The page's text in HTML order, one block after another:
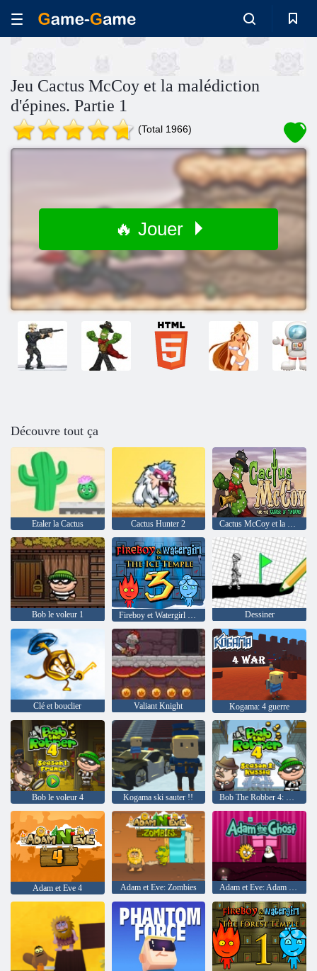
Jeu Cactus McCoy et la malédiction
d'épines. Partie 1
(Total 1966)
🔥 Jouer
Découvre tout ça
Etaler la Cactus Cactus Hunter 2 Cactus McCoy et la malédiction des épines
Bob le voleur 1 Fireboy et Watergirl 3: The Ice Temple Dessiner
Clé et bouclier Valiant Knight Kogama: 4 guerre
Bob le voleur 4 Kogama ski sauter !!
Adam et Eve 4 Adam et Eve: Zombies Adam et Eve: Adam le fantôme